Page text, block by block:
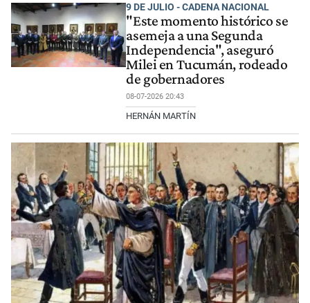
9 DE JULIO - CADENA NACIONAL
"Este momento histórico se
asemeja a una Segunda
Independencia", aseguró
Milei en Tucumán, rodeado
de gobernadores
08-07-2026 20:43
HERNÁN MARTÍN